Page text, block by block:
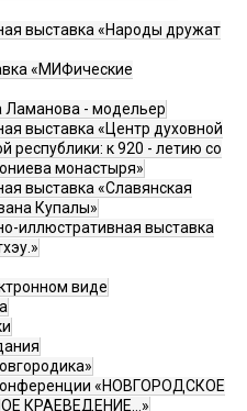
выставка «Народы дружат
«МИФические
Ламанова - модельер
выставка «Центр духовной
республики: к 920 - летию со
монастыря»
выставка «Славянская
Купалы»
иллюстративная выставка
виде
«НОВГОРОДСКОЕ
КРАЕВЕДЕНИЕ...»